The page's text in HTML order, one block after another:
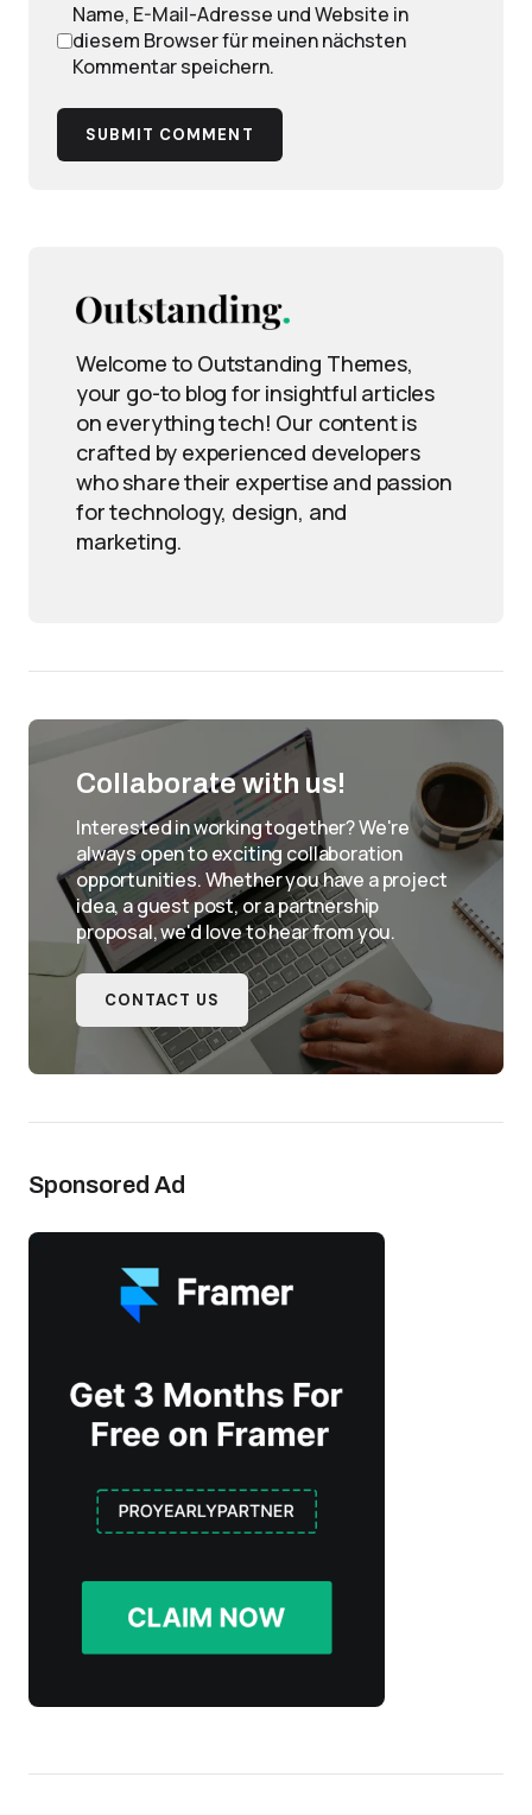
Name, E-Mail-Adresse und Website in
diesem Browser für meinen nächsten
Kommentar speichern.
SUBMIT COMMENT
Welcome to Outstanding Themes,
your go-to blog for insightful articles
on everything tech! Our content is
crafted by experienced developers
who share their expertise and passion
for technology, design, and
marketing.
Collaborate with us!
Interested in working together? We're
always open to exciting collaboration
opportunities. Whether you have a project
idea, a guest post, or a partnership
proposal, we'd love to hear from you.
CONTACT US
Sponsored Ad